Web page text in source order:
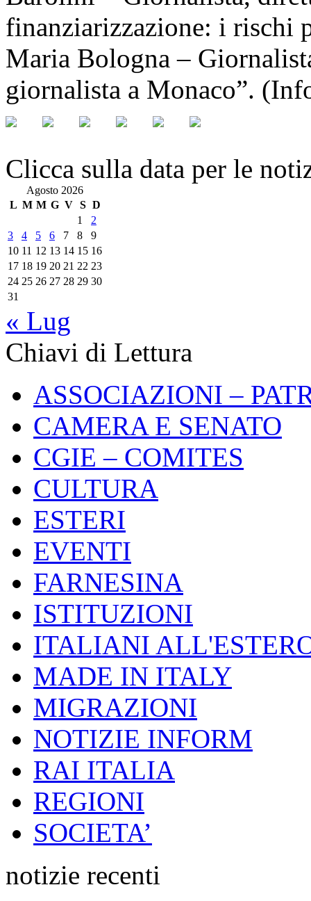
finanziarizzazione: i rischi
Maria Bologna –
giornalista a Monaco”.
Clicca sulla data per le
Agosto 2026
L M M G V S D
1
2
3
4 5 6 7 8
9
10 11 12 13 14 15 16
17 18 19 20 21 22 23
24 25 26 27 28 29 30
31
« Lug
Chiavi di Lettura
ASSOCIAZIONI –
CAMERA E SENATO
CGIE – COMITES
CULTURA
ESTERI
EVENTI
FARNESINA
ISTITUZIONI
ITALIANI
MADE IN ITALY
MIGRAZIONI
NOTIZIE INFORM
RAI ITALIA
REGIONI
SOCIETA’
notizie recenti